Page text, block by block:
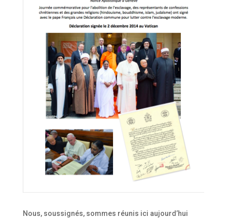
Nous, soussignés, sommes réunis ici aujourd’hui